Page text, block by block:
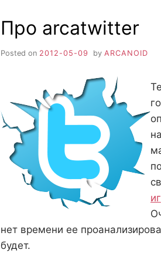
Про arcatwitter
Posted on 2012-05-09 by ARCANOID
нет времени ее
будет.